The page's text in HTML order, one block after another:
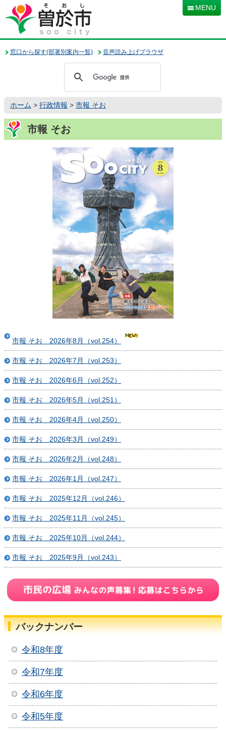
本
文
移
動
音声読み上げブラウザ
窓口から探す(部署別案内一覧)
MENU
ホーム > 行政情報 > 市報 そお
市報 そお
市報 そお 2026年8月（vol.254）
市報 そお 2026年7月（vol.253）
市報 そお 2026年6月（vol.252）
市報 そお 2026年5月（vol.251）
市報 そお 2026年4月（vol.250）
市報 そお 2026年3月（vol.249）
市報 そお 2026年2月（vol.248）
市報 そお 2026年1月（vol.247）
市報 そお 2025年12月（vol.246）
市報 そお 2025年11月（vol.245）
市報 そお 2025年10月（vol.244）
市報 そお 2025年9月（vol.243）
バックナンバー
令和8年度
令和7年度
令和6年度
令和5年度